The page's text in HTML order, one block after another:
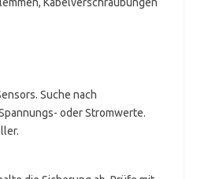
Suche nach
oder Stromwerte.